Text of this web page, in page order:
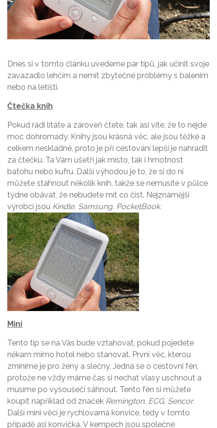
Dnes si v tomto článku uvedeme pár tipů, jak učinit svoje
zavazadlo lehčím a nemít zbytečné problémy s balením
nebo na letišti.
Čtečka knih
Pokud rádi lítáte a zároveň čtete, tak asi víte, že to nejde
moc dohromady. Knihy jsou krásná věc, ale jsou těžké a
celkem neskladné, proto je pří cestování lepší je nahradit
za čtečku. Ta Vám ušetří jak místo, tak i hmotnost
batohu nebo kufru. Další výhodou je to, že si do ní
můžete stáhnout několik knih, takže se nemusíte v půlce
týdne obávat, že nebudete mít co číst. Nejznámější
výrobci jsou Kindle, Samsung, PocketBook.
Mini
Tento tip se na Vás bude vztahovat, pokud pojedete
někam mimo hotel nebo stanovat. První věc, kterou
zmíníme je pro ženy a slečny. Jedná se o cestovní fén,
protože ne vždy máme čas si nechat vlasy uschnout a
musíme po vysoušeči sáhnout. Tento fén si můžete
koupit například od značek Remington, ECG, Sencor.
Další mini věcí je rychlovarná konvice, tedy v tomto
případě asi konvička. V kempech jsou společné